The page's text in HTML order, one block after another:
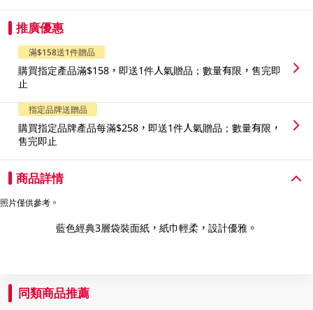
推廣優惠
滿$158送1件贈品
購買指定產品滿$158，即送1件人氣贈品；數量有限，售完即
止
指定品牌送贈品
購買指定品牌產品每滿$258，即送1件人氣贈品；數量有限，
售完即止
商品詳情
照片僅供參考。
藍色經典3層袋裝面紙，紙巾輕柔，設計優雅。
同類商品推薦